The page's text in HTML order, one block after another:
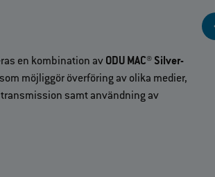
en kombination av ODU MAC® Silver-
möjliggör överföring av olika medier,
samt användning av